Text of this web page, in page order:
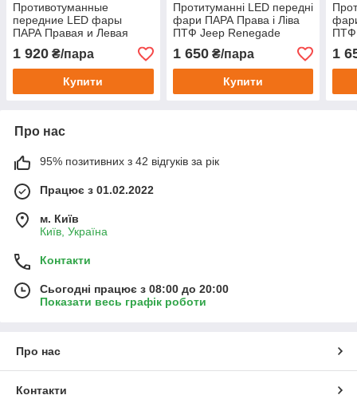
Противотуманные
передние LED фары
ПАРА Правая и Левая
ПТФ Jeep Renegade
68202187AA
1 920 ₴/пара
Купити
Протитуманні LED передні
фари ПАРА Права і Ліва
ПТФ Jeep Renegade
682187A
1 650₴/пара
Купити
ПТФ
202
1
Про нас
95% позитивних з 42 відгуків за рік
Працює з 01.02.2022
м. Київ
Київ, Україна
Контакти
Сьогодні працює з 08:00 до 20:00
Показати весь графік роботи
Про нас
Контакти